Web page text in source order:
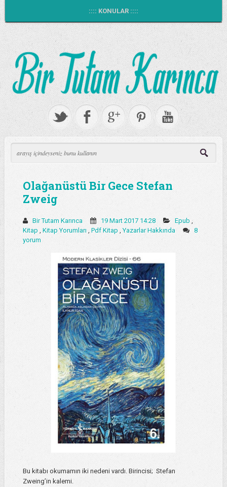
:::: KONULAR ::::
Olağanüstü Bir Gece Stefan
Zweig
Bir Tutam Karınca 19 Mart 2017 14:28 Epub ,
Kitap
Kitap Yorumları Pdf Kitap ,Yazarlar Hakkında
8
yorum
Bu kitabı okumamın iki nedeni vardı. Birincisi; Stefan
Zweing’in kalemi.